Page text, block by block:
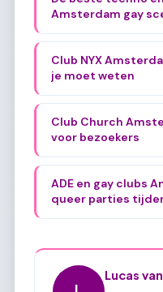
Amsterdam gay
Club NYX
je moet weten
Club Church
voor bezoekers
ADE en gay clubs
queer parties
Lucas